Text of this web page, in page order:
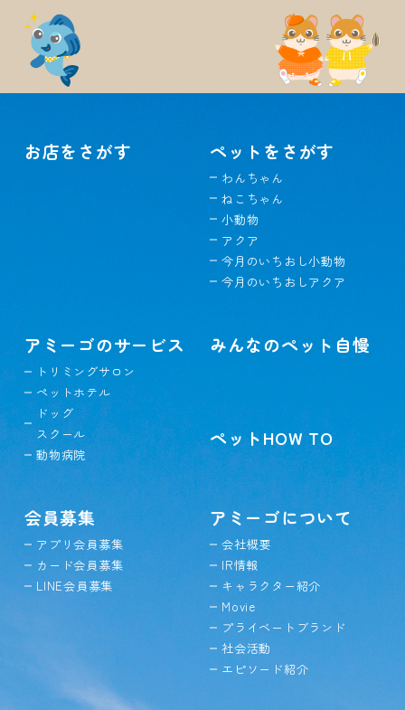
お店をさがす ペットをさがす
わんちゃん
ねこちゃん
小動物
アクア
今月のいちおし小動物
今月のいちおしアクア
アミーゴのサービス
トリミングサロン
ペットホテル
ドッグ
スクール
動物病院
みんなのペット自慢
ペットHOW TO
会員募集
アプリ会員募集
カード会員募集
LINE会員募集
アミーゴについて
会社概要
IR情報
キャラクター紹介
Movie
プライベートブランド
社会活動
エピソード紹介